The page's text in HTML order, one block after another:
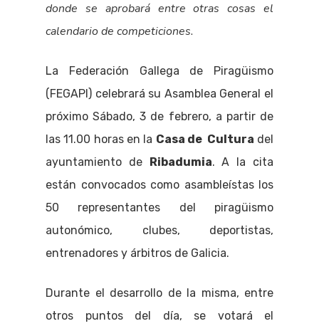
donde se aprobará entre otras cosas el
calendario de competiciones.
La Federación Gallega de Piragüismo
(FEGAPI) celebrará su Asamblea General el
próximo Sábado, 3 de febrero, a partir de
las 11.00 horas en la Casa de Cultura del
ayuntamiento de
Ribadumia. A la cita
están convocados como asambleístas los
50 representantes del piragüismo
autonómico, clubes, deportistas,
entrenadores y árbitros de Galicia.
Durante el desarrollo de la misma, entre
otros puntos del día, se votará el